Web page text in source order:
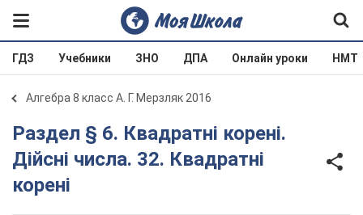
ГДЗ Учебники ЗНО ДПА Онлайн уроки НМТ
Алгебра 8 класс А. Г. Мерзляк 2016
Раздел § 6. Квадратні корені.
Дійсні числа. 32. Квадратні
корені